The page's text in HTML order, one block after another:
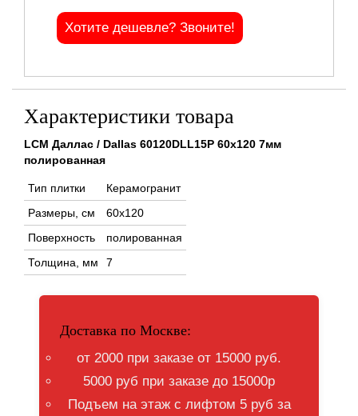
Хотите дешевле? Звоните!
Характеристики товара
LCM Даллас / Dallas 60120DLL15P 60x120 7мм
полированная
Тип плитки
Керамогранит
Размеры, см
60x120
Поверхность
полированная
Толщина, мм
7
Доставка по Москве:
от 2000 при заказе от 15000 руб.
5000 руб при заказе до 15000р
Подъем на этаж с лифтом 5 руб за